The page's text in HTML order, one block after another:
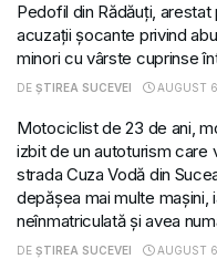
Pedofil din Rădăuți,
acuzații șocante privind
minori cu vârste cuprinse
DE ȘTIREA SUCEVEI AUGUST
Motociclist de 23 de ani,
izbit de un autoturism care
strada Cuza Vodă din
depășea mai multe mașini,
neînmatriculată și avea
DE ȘTIREA SUCEVEI AUGUST